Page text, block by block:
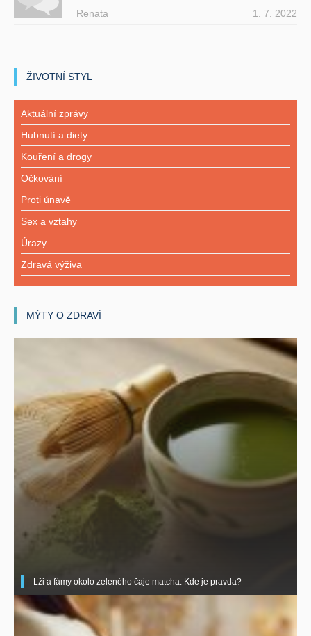
Renata 1. 7. 2022
ŽIVOTNÍ STYL
Aktuální zprávy
Hubnutí a diety
Kouření a drogy
Očkování
Proti únavě
Sex a vztahy
Úrazy
Zdravá výživa
MÝTY O ZDRAVÍ
Lži a fámy okolo zeleného čaje matcha. Kde je pravda?